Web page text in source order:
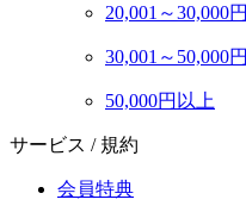
20,001～30,000円
30,001～50,000円
50,000円以上
サービス / 規約
会員特典